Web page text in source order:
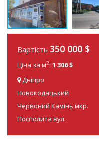
Вартість 350 000 $
Ціна за м2: 1 306 $
Дніпро
Новокодацький
Червоний Камінь мкр.
Посполита вул.